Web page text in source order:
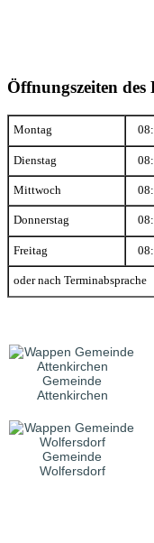
Öffnungszeiten
Montag
Dienstag
Mittwoch
Donnerstag
Freitag
oder nach Terminabsprache
Gemeinde
Attenkirchen
Gemeinde
Wolfersdorf